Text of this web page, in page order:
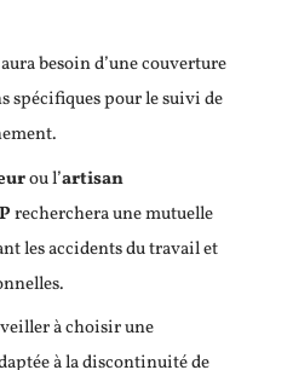
aura besoin d’une couverture
spécifiques pour le suivi de
ou l’artisan
recherchera une mutuelle
les accidents du travail et
à choisir une
à la discontinuité de